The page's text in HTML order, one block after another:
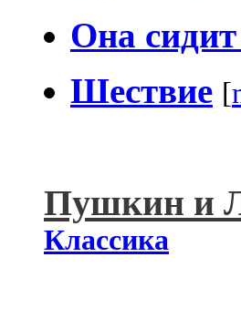
Она
Шествие [
Пушкин и
Классика